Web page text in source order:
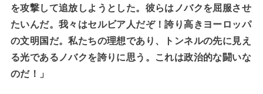
を攻撃して追放しようとした。彼らはノバクを屈服させ
たいんだ。我々はセルビア人だぞ！誇り高きヨーロッパ
の文明国だ。私たちの理想であり、トンネルの先に見え
る光であるノバクを誇りに思う。これは政治的な闘いな
のだ！」